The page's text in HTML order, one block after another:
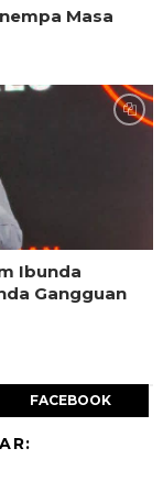
Masa
Ibunda
Gangguan
FACEBOOK